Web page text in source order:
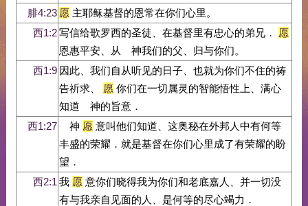
腓4:23 愿主耶稣基督的恩常在你们心里。
西1:2写信给歌罗西的圣徒、在基督里有忠心的弟兄．
愿
恩惠平安、从 神我们的父、归与你们。
西1:9 因此、我们自从听见的日子、也就为你们不住的祷
告祈求、
愿你们在一切属灵的智能悟性上、满心
知道 神的旨意．
西1:27
神 愿意叫他们知道、这奥秘在外邦人中有何等
丰盛的荣耀．就是基督在你们心里成了有荣耀的盼
望．
西2:1 我 愿意你们晓得我为你们和老底嘉人、并一切没
有与我亲自见面的人、是何等的尽心竭力．